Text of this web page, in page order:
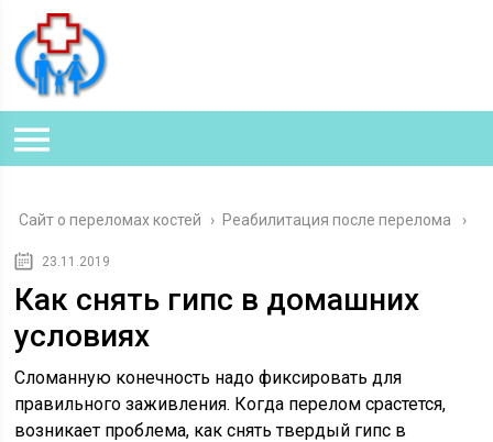
Сайт о переломах костей › Реабилитация после перелома
23.11.2019
Как снять гипс в домашних
условиях
Сломанную конечность надо фиксировать для
правильного заживления. Когда перелом срастется,
возникает проблема, как снять твердый гипс в